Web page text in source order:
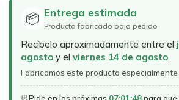
📦 Entrega estimada
Producto fabricado bajo pedido
Recíbelo aproximadamente entre el
agosto y el viernes 14 de agosto.
Fabricamos este producto especialmente